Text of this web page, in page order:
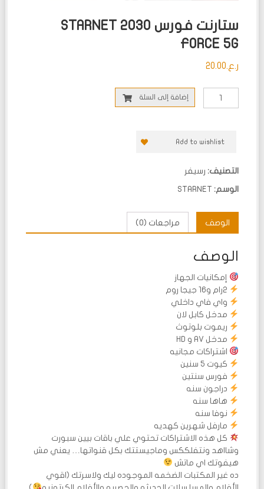
ستارنت فورس 2030 STARNET
FORCE 5G
ر.ع.20.00
إضافة إلى السلة
Add to wishlist
التصنيف: رسيفر
الوسم: STARNET
الوصف مراجعات (0)
الوصف
إمكانيات الجهاز
واي فاي داخلي
مدخل كابل لان
ريموت بلوتوث
مدخل AV و HD
اشتراكات مجانيه
كيوت 5 سنين
فورس سنتين
دراجون سنه
هاها سنه
نوفا سنه
مارفل شهرين كهديه
كل هذه الاشتراكات تحتوي علي باقات بيين سبورت
وشااهد ونتفلككس وماجيستتك بكل قنواتها… يعني مش
هيفوتك اي ماتش
ده غير المكتبات الضخمه الموجوده ليك ولاسرتك (اقوي